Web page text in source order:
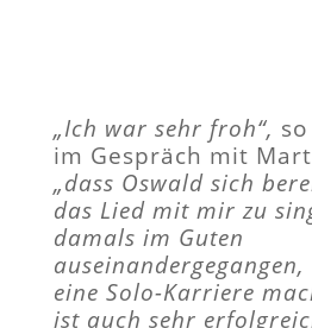
„Ich war sehr froh“,
im Gespräch mit
„dass Oswald sich
das Lied mit mir zu
damals im Guten
eine Solo-Karriere
ist auch sehr